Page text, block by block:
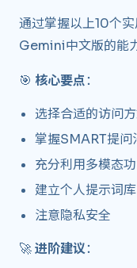
通过掌握以上10个
Gemini中文版的能
🎯 核心要点：
选择合适的访问
掌握SMART提问
充分利用多模态
建立个人提示词库
注意隐私安全
🚀进阶建议：